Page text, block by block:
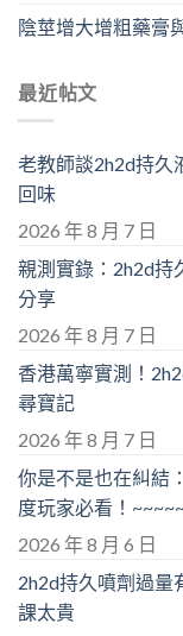
陰莖增大增粗藥膏
最近帖文
老教師談2h2d持久
回味
2026 年 8 月 7 日
親測實錄：2h2d持
分享
2026 年 8 月 7 日
香港萬寧實測！
尋寶記
2026 年 8 月 7 日
你是不是也在糾結
度玩家必看！
2026 年 8 月 6 日
2h2d持久噴劑過量
課太貴